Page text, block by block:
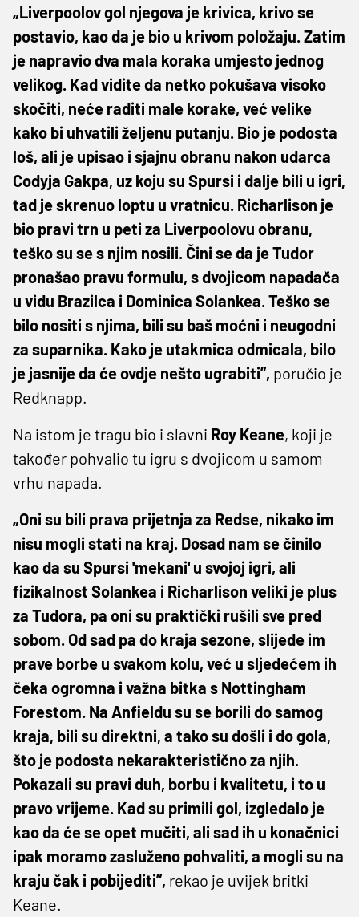
„Liverpoolov gol njegova je krivica, krivo se
postavio, kao da je bio u krivom položaju. Zatim
je napravio dva mala koraka umjesto jednog
velikog. Kad vidite da netko pokušava visoko
skočiti, neće raditi male korake, već velike
kako bi uhvatili željenu putanju. Bio je podosta
loš, ali je upisao i sjajnu obranu nakon udarca
Codyja Gakpa, uz koju su Spursi i dalje bili u igri,
tad je skrenuo loptu u vratnicu. Richarlison je
bio pravi trn u peti za Liverpoolovu obranu,
teško su se s njim nosili. Čini se da je Tudor
pronašao pravu formulu, s dvojicom napadača
u vidu Brazilca i Dominica Solankea. Teško se
bilo nositi s njima, bili su baš moćni i neugodni
za suparnika. Kako je utakmica odmicala, bilo
je jasnije da će ovdje nešto ugrabiti”, poručio je
Redknapp.
Na istom je tragu bio i slavni Roy Keane, koji je
također pohvalio tu igru s dvojicom u samom
vrhu napada.
„Oni su bili prava prijetnja za Redse, nikako im
nisu mogli stati na kraj. Dosad nam se činilo
kao da su Spursi 'mekani' u svojoj igri, ali
fizikalnost Solankea i Richarlison veliki je plus
za Tudora, pa oni su praktički rušili sve pred
sobom. Od sad pa do kraja sezone, slijede im
prave borbe u svakom kolu, već u sljedećem ih
čeka ogromna i važna bitka s Nottingham
Forestom. Na Anfieldu su se borili do samog
kraja, bili su direktni, a tako su došli i do gola,
što je podosta nekarakteristično za njih.
Pokazali su pravi duh, borbu i kvalitetu, i to u
pravo vrijeme. Kad su primili gol, izgledalo je
kao da će se opet mučiti, ali sad ih u konačnici
ipak moramo zasluženo pohvaliti, a mogli su na
kraju čak i pobijediti”, rekao je uvijek britki
Keane.